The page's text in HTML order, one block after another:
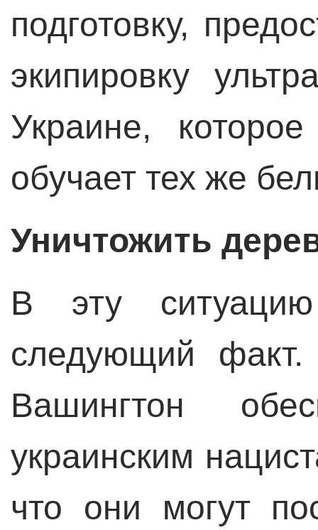
подготовку,
экипировку
Украине,
обучает тех же
Уничтожить
В эту
следующий
Вашингтон
украинским
что они могут